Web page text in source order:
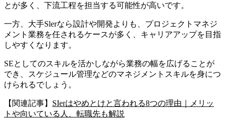
とが多く、下流工程を担当する可能性が高いです。
一方、大手Slerなら設計や開発よりも、プロジェクトマネジ
メント業務を任されるケースが多く、キャリアアップを目指
しやすくなります。
SEとしてのスキルを活かしながら業務の幅を広げることが
でき、スケジュール管理などのマネジメントスキルを身につ
けられるでしょう。
【関連記事】 SIerはやめとけと言われる8つの理由｜メリッ
トや向いている人、転職先も解説